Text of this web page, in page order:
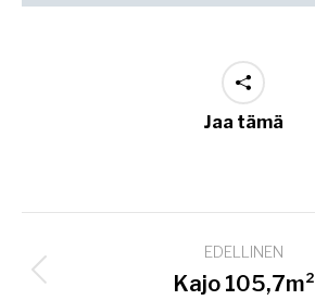
Jaa tämä
navigation
EDELLINEN
Previous
Kajo 105,7m²